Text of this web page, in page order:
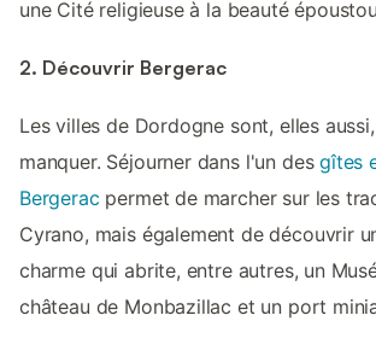
une Cité religieuse à la beauté
2. Découvrir Bergerac
Les villes de Dordogne sont, elles
manquer. Séjourner dans l'un desgîtes
Bergerac permet de marcher sur les
Cyrano, mais également de découvrir
charme qui abrite, entre autres, un
château de Monbazillac et un port